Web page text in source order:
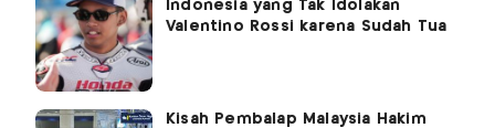
Indonesia yang Tak Idolakan
Valentino Rossi karena Sudah Tua
Kisah Pembalap Malaysia Hakim